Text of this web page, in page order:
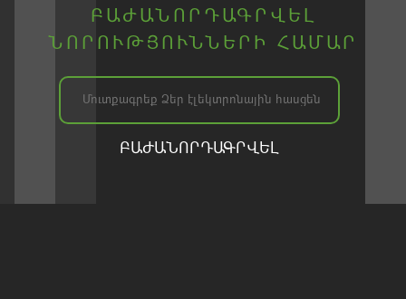
ԲԱԺԱՆՈՐԴԱԳՐՎԵԼ
ՆՈՐՈՒԹՅՈՒՆՆԵՐԻ
ՀԱՄԱՐ